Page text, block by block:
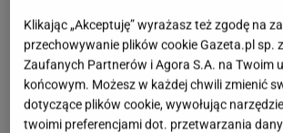
Klikając „Akceptuję” wyrażasz też zgodę na
przechowywanie plików cookie Gazeta.pl sp.
Zaufanych Partnerów i Agora S.A. na Twoim
końcowym. Możesz w każdej chwili zmienić
dotyczące plików cookie, wywołując
twoimi preferencjami dot. przetwarzania